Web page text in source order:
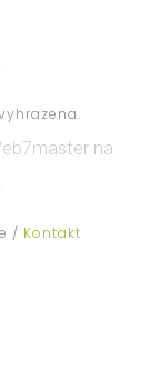
na
/ Kontakt